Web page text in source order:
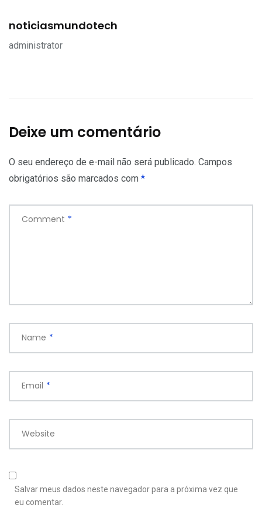
noticiasmundotech
administrator
Deixe um comentário
O seu endereço de e-mail não será publicado. Campos
obrigatórios são marcados com *
Comment *
Name *
Email *
Website
Salvar meus dados neste navegador para a próxima vez que
eu comentar.